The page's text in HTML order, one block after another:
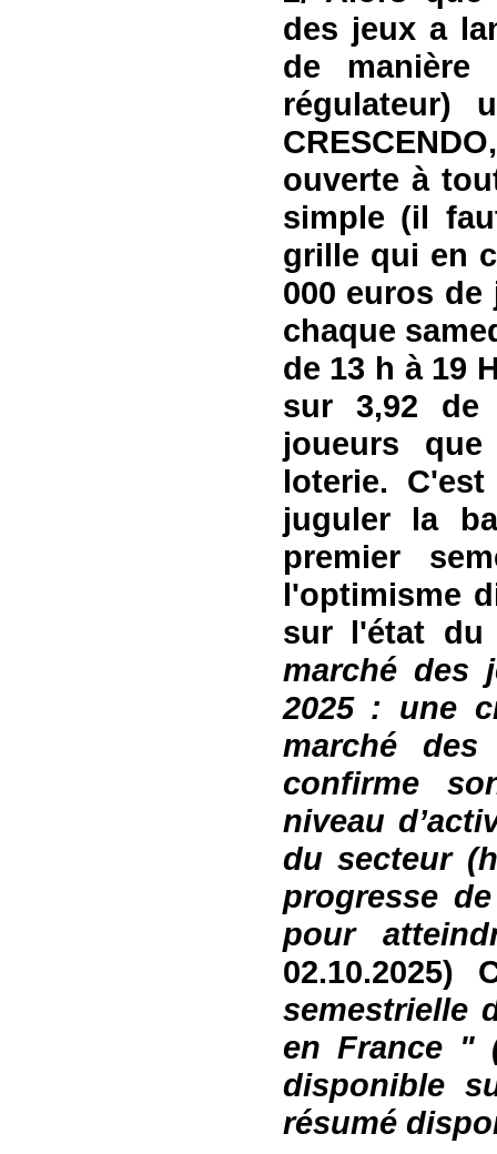
des jeux a
de manière
régulateur)
CRESCENDO
ouverte à
simple (il
grille qui en
000 euros
chaque
de 13 h à 19
sur 3,92 de
joueurs
loterie.
juguler la
premier
l'optimisme
sur l'état du
marché des
2025 : une
marché
confirme
niveau
du secteur
progresse
pour
02.10.2025)
semestrielle
en France "
disponible
résumé